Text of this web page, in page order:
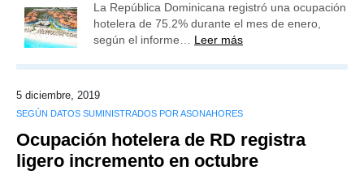
La República Dominicana registró una ocupación
hotelera de 75.2% durante el mes de enero,
según el informe… Leer más
5 diciembre, 2019
SEGÚN DATOS SUMINISTRADOS POR ASONAHORES
Ocupación hotelera de RD registra
ligero incremento en octubre